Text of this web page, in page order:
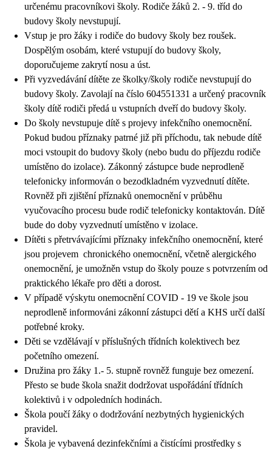
určenému pracovníkovi školy. Rodiče žáků 2. - 9. tříd do
budovy školy nevstupují.
Vstup je pro žáky i rodiče do budovy školy bez roušek.
Dospělým osobám, které vstupují do budovy školy,
doporučujeme zakrytí nosu a úst.
Při vyzvedávání dítěte ze školky/školy rodiče nevstupují do
budovy školy. Zavolají na číslo 604551331 a určený pracovník
školy dítě rodiči předá u vstupních dveří do budovy školy.
Do školy nevstupuje dítě s projevy infekčního onemocnění.
Pokud budou příznaky patrné již při příchodu, tak nebude dítě
moci vstoupit do budovy školy (nebo budu do příjezdu rodiče
umístěno do izolace). Zákonný zástupce bude neprodleně
telefonicky informován o bezodkladném vyzvednutí dítěte.
Rovněž při zjištění příznaků onemocnění v průběhu
vyučovacího procesu bude rodič telefonicky kontaktován. Dítě
bude do doby vyzvednutí umístěno v izolace.
Dítěti s přetrvávajícími příznaky infekčního onemocnění, které
jsou projevem chronického onemocnění, včetně alergického
onemocnění, je umožněn vstup do školy pouze s potvrzením od
praktického lékaře pro děti a dorost.
V případě výskytu onemocnění COVID - 19 ve škole jsou
neprodleně informováni zákonní zástupci dětí a KHS určí další
potřebné kroky.
Děti se vzdělávají v příslušných třídních kolektivech bez
početního omezení.
Družina pro žáky 1.- 5. stupně rovněž funguje bez omezení.
Přesto se bude škola snažit dodržovat uspořádání třídních
kolektivů i v odpoledních hodinách.
Škola poučí žáky o dodržování nezbytných hygienických
pravidel.
Škola je vybavená dezinfekčními a čistícími prostředky s